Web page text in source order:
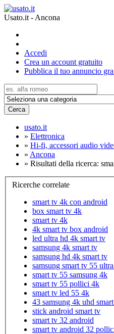
Usato.it - Ancona
Accedi
Crea un account gratuito
Pubblica il tuo annuncio
Cerca
usato.it
» Elettronica
» Hi-fi, accessori audio
» Ancona
» Risultati della ricerca:
Ricerche correlate
smart tv 4k con android
box smart tv 4k
smart tv 4k
4k smart tv box android
led ultra hd 4k smart tv
samsung 4k smart tv
samsung hd 4k smart tv
samsung smart tv 55
smart tv 55 samsung 4k
smart tv 55 pollici 4k
smart tv led 55 4k
43 samsung 4k uhd
stick android smart tv
smart tv 32 android
smart tv android 32